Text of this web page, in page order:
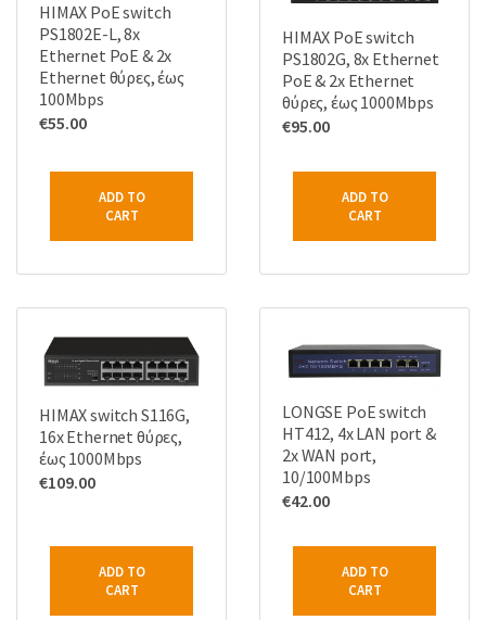
HIMAX PoE switch
PS1802E-L, 8x
Ethernet PoE & 2x
Ethernet θύρες, έως
100Mbps
€55.00
ADD TO
CART
HIMAX PoE switch
PS1802G, 8x Ethernet
PoE & 2x Ethernet
θύρες, έως 1000Mbps
€95.00
ADD TO
CART
HIMAX switch S116G,
16x Ethernet θύρες,
έως 1000Mbps
€109.00
ADD TO
CART
LONGSE PoE switch
HT412, 4x LAN port &
2x WAN port,
10/100Mbps
€42.00
ADD TO
CART